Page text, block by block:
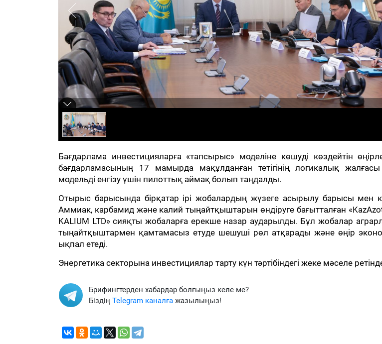
Бағдарлама инвестицияларға «тапсырыс» моделіне көшуді көздейтін
бағдарламасының 17 мамырда мақұлданған тетігінің логикалық
модельді енгізу үшін пилоттық аймақ болып таңдалды.
Отырыс барысында бірқатар ірі жобалардың жүзеге асырылу барысы мен
Аммиак, карбамид және калий тыңайтқыштарын өндіруге бағытталған
KALIUM LTD» сияқты жобаларға ерекше назар аударылды. Бұл жобалар
тыңайтқыштармен қамтамасыз етуде шешуші рөл атқарады және өңір
ықпал етеді.
Энергетика секторына инвестициялар тарту күн тәртібіндегі жеке мәселе
Брифингтерден хабардар болғыңыз келе ме?
Біздің Telegram каналға жазылыңыз!